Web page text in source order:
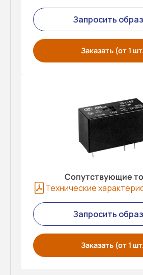
Запросить
Заказать (от 1
Сопутствующие
Технические
Запросить
Заказать (от 1